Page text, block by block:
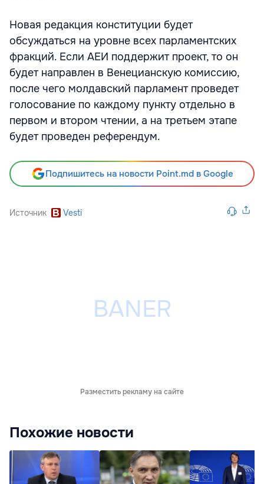
Новая редакция конституции будет
обсуждаться на уровне всех парламентских
фракций. Если АЕИ поддержит проект, то он
будет направлен в Венецианскую комиссию,
после чего молдавский парламент проведет
голосование по каждому пункту отдельно в
первом и втором чтении, а на третьем этапе
будет проведен референдум.
Подпишитесь на новости Point.md в Google
Источник Vesti
Разместить рекламу на сайте
Похожие новости